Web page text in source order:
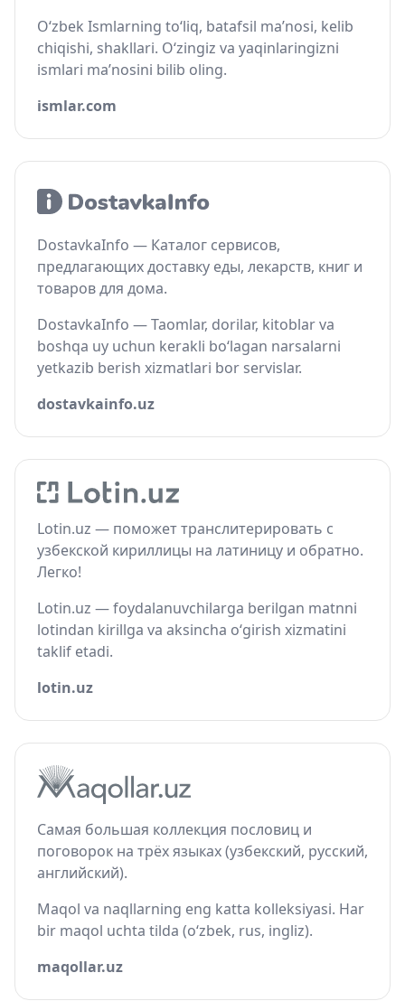
O‘zbek Ismlarning to‘liq, batafsil ma’nosi, kelib
chiqishi, shakllari. O‘zingiz va yaqinlaringizni
ismlari ma’nosini bilib oling.
ismlar.com
DostavkaInfo — Каталог сервисов,
предлагающих доставку еды, лекарств, книг и
товаров для дома.
DostavkaInfo — Taomlar, dorilar, kitoblar va
boshqa uy uchun kerakli bo‘lagan narsalarni
yetkazib berish xizmatlari bor servislar.
dostavkainfo.uz
Lotin.uz — поможет транслитерировать с
узбекской кириллицы на латиницу и обратно.
Легко!
Lotin.uz — foydalanuvchilarga berilgan matnni
lotindan kirillga va aksincha o‘girish xizmatini
taklif etadi.
lotin.uz
Самая большая коллекция пословиц и
поговорок на трёх языках (узбекский, русский,
английский).
Maqol va naqllarning eng katta kolleksiyasi. Har
bir maqol uchta tilda (o‘zbek, rus, ingliz).
maqollar.uz